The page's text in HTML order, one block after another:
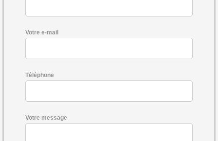
Votre e-mail
Téléphone
Votre message